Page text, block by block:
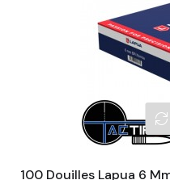
100 Douilles Lapua 6